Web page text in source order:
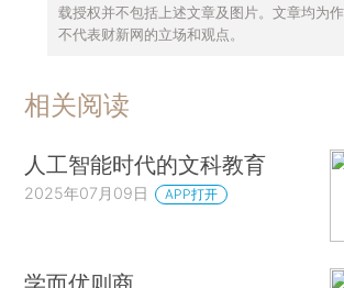
载授权并不包括上述文章及图片。文章均为作
不代表财新网的立场和观点。
相关阅读
人工智能时代的文科教育
2025年07月09日 APP打开